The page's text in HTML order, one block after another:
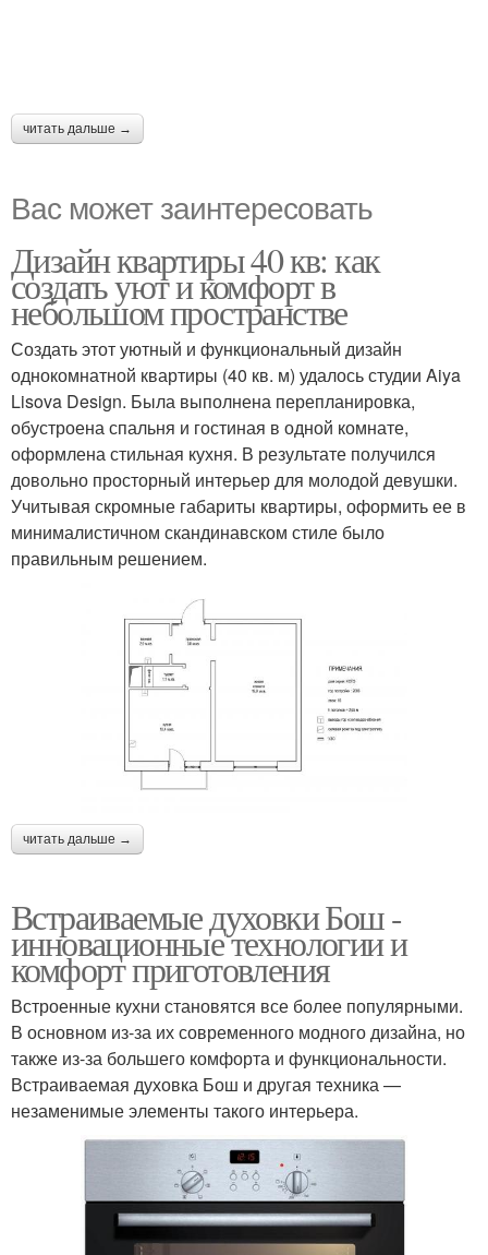
читать дальше →
Вас может заинтересовать
Дизайн квартиры 40 кв: как
создать уют и комфорт в
небольшом пространстве
Создать этот уютный и функциональный дизайн
однокомнатной квартиры (40 кв. м) удалось студии Aiya
Lisova Design. Была выполнена перепланировка,
обустроена спальня и гостиная в одной комнате,
оформлена стильная кухня. В результате получился
довольно просторный интерьер для молодой девушки.
Учитывая скромные габариты квартиры, оформить ее в
минималистичном скандинавском стиле было
правильным решением.
читать дальше →
Встраиваемые духовки Бош -
инновационные технологии и
комфорт приготовления
Встроенные кухни становятся все более популярными.
В основном из-за их современного модного дизайна, но
также из-за большего комфорта и функциональности.
Встраиваемая духовка Бош и другая техника —
незаменимые элементы такого интерьера.